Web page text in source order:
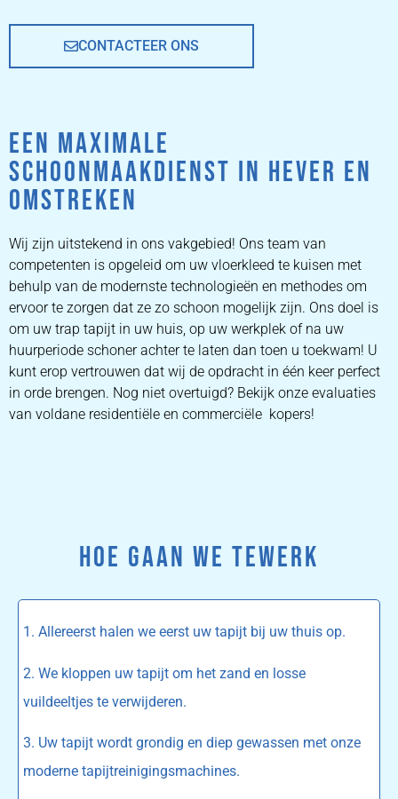
CONTACTEER ONS
EEN MAXIMALE
SCHOONMAAKDIENST IN HEVER EN
OMSTREKEN
Wij zijn uitstekend in ons vakgebied! Ons team van
competenten is opgeleid om uw vloerkleed te kuisen met
behulp van de modernste technologieën en methodes om
ervoor te zorgen dat ze zo schoon mogelijk zijn. Ons doel is
om uw trap tapijt in uw huis, op uw werkplek of na uw
huurperiode schoner achter te laten dan toen u toekwam! U
kunt erop vertrouwen dat wij de opdracht in één keer perfect
in orde brengen. Nog niet overtuigd? Bekijk onze evaluaties
van voldane residentiële en commerciële kopers!
HOE GAAN WE TEWERK
1. Allereerst halen we eerst uw tapijt bij uw thuis op.
2. We kloppen uw tapijt om het zand en losse
vuildeeltjes te verwijderen.
3. Uw tapijt wordt grondig en diep gewassen met onze
moderne tapijtreinigingsmachines.